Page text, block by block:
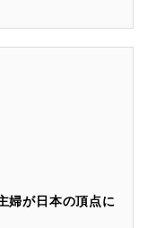
婦が日本の頂点に